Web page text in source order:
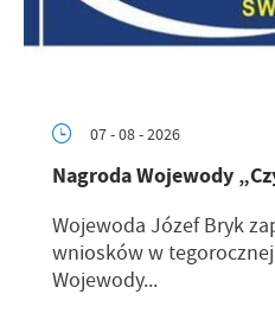
07 - 08 - 2026
Nagroda Wojewody
Wojewoda Józef Bryk
wniosków w
Wojewody...